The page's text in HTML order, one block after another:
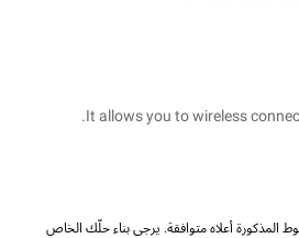
It allows you to wireless
أعلاه متوافقة. يرجى بناء حلّك الخاص